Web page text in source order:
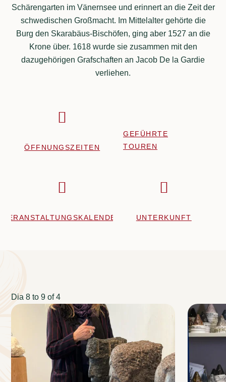
Schärengarten im Vänernsee und erinnert an die Zeit der
schwedischen Großmacht. Im Mittelalter gehörte die
Burg den Skarabäus-Bischöfen, ging aber 1527 an die
Krone über. 1618 wurde sie zusammen mit den
dazugehörigen Grafschaften an Jacob De la Gardie
verliehen.
ÖFFNUNGSZEITEN
GEFÜHRTE
TOUREN
VERANSTALTUNGSKALENDER UNTERKUNFT
Dia8 to 9 of 4